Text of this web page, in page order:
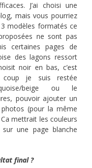
J’ai choisi une
mais vous pourriez
modèles formatés ce
ne sont pas
certaines pages de
des lagons ressort
noir en bas, c’est
je suis restée
beige ou le
pouvoir ajouter un
(pour la même
mettrait les couleurs
une page blanche
final ?